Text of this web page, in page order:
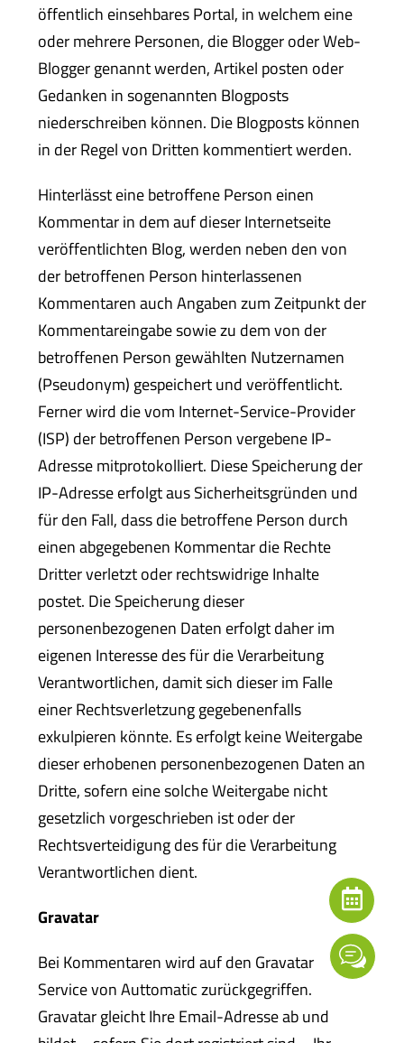
öffentlich einsehbares Portal, in welchem eine
oder mehrere Personen, die Blogger oder Web-
Blogger genannt werden, Artikel posten oder
Gedanken in sogenannten Blogposts
niederschreiben können. Die Blogposts können
in der Regel von Dritten kommentiert werden.
Hinterlässt eine betroffene Person einen
Kommentar in dem auf dieser Internetseite
veröffentlichten Blog, werden neben den von
der betroffenen Person hinterlassenen
Kommentaren auch Angaben zum Zeitpunkt der
Kommentareingabe sowie zu dem von der
betroffenen Person gewählten Nutzernamen
(Pseudonym) gespeichert und veröffentlicht.
Ferner wird die vom Internet-Service-Provider
(ISP) der betroffenen Person vergebene IP-
Adresse mitprotokolliert. Diese Speicherung der
IP-Adresse erfolgt aus Sicherheitsgründen und
für den Fall, dass die betroffene Person durch
einen abgegebenen Kommentar die Rechte
Dritter verletzt oder rechtswidrige Inhalte
postet. Die Speicherung dieser
personenbezogenen Daten erfolgt daher im
eigenen Interesse des für die Verarbeitung
Verantwortlichen, damit sich dieser im Falle
einer Rechtsverletzung gegebenenfalls
exkulpieren könnte. Es erfolgt keine Weitergabe
dieser erhobenen personenbezogenen Daten an
Dritte, sofern eine solche Weitergabe nicht
gesetzlich vorgeschrieben ist oder der
Rechtsverteidigung des für die Verarbeitung
Verantwortlichen dient.
Gravatar
Bei Kommentaren wird auf den Gravatar
Service von Auttomatic zurückgegriffen.
Gravatar gleicht Ihre Email-Adresse ab und